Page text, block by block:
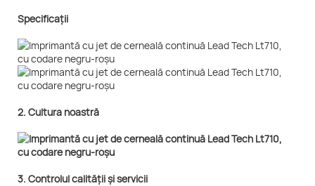
Specificații
2. Cultura noastră
3. Controlul calității și servicii